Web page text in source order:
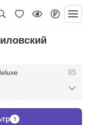
65
дома
1